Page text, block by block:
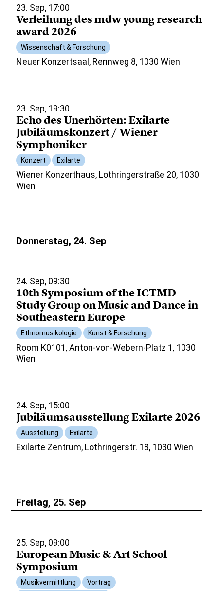
23. Sep, 17:00
Verleihung des mdw young research
award 2026
Wissenschaft & Forschung
Neuer Konzertsaal, Rennweg 8, 1030 Wien
23. Sep, 19:30
Echo des Unerhörten: Exilarte
Jubiläumskonzert / Wiener
Symphoniker
Konzert Exilarte
Wiener Konzerthaus, Lothringerstraße 20, 1030
Wien
Donnerstag, 24. Sep
24. Sep, 09:30
10th Symposium of the ICTMD
Study Group on Music and Dance in
Southeastern Europe
Ethnomusikologie Kunst & Forschung
Room K0101, Anton-von-Webern-Platz 1, 1030
Wien
24. Sep, 15:00
Jubiläumsausstellung Exilarte 2026
Ausstellung Exilarte
Exilarte Zentrum, Lothringerstr. 18, 1030 Wien
Freitag, 25. Sep
25. Sep, 09:00
European Music & Art School
Symposium
Musikvermittlung
Vortrag